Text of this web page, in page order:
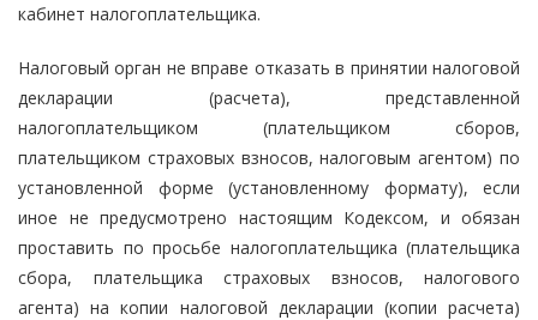
кабинет налогоплательщика.
Налоговый орган не вправе отказать в принятии налоговой
декларации (расчета), представленной
налогоплательщиком (плательщиком сборов,
плательщиком страховых взносов, налоговым агентом) по
установленной форме (установленному формату), если
иное не предусмотрено настоящим Кодексом, и обязан
проставить по просьбе налогоплательщика (плательщика
сбора, плательщика страховых взносов, налогового
агента) на копии налоговой декларации (копии расчета)